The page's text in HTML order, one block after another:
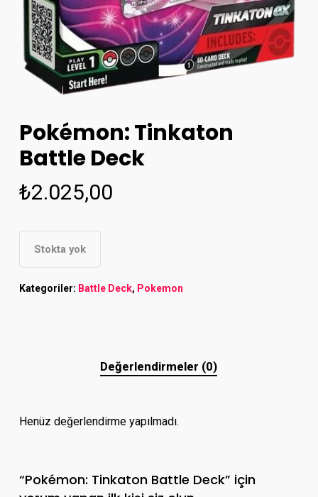
Pokémon: Tinkaton
Battle Deck
₺2.025,00
Stokta yok
Kategoriler: Battle Deck, Pokemon
Değerlendirmeler (0)
Henüz değerlendirme yapılmadı.
“Pokémon: Tinkaton Battle Deck” için